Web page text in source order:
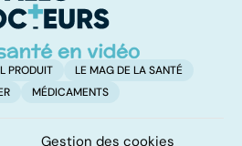
PRODUIT
LE MAG DE LA SANTÉ
MÉDICAMENTS
Gestion des cookies